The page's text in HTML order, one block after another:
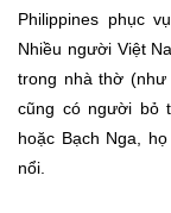
Philippines phục
Nhiều người Việt
trong nhà thờ (như
cũng có người bỏ
hoặc Bạch Nga,
nổi.